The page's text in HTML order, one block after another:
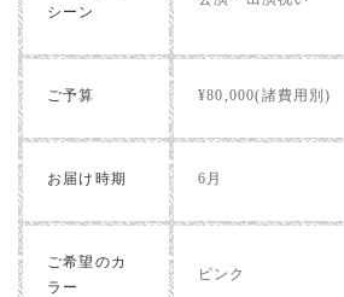
シーン
ご予算 ¥80,000(諸費用別)
お届け時期 6月
ご希望のカ
ラー
ピンク